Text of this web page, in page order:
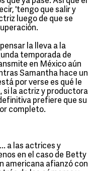
'tengo que salir y
luego de que se
la lleva a la
temporada de
en México aún
Samantha hace un
por verse es qué le
si la actriz y productora
prefiere que su
completo.
a las actrices y
en el caso de Betty
americana afianzó con